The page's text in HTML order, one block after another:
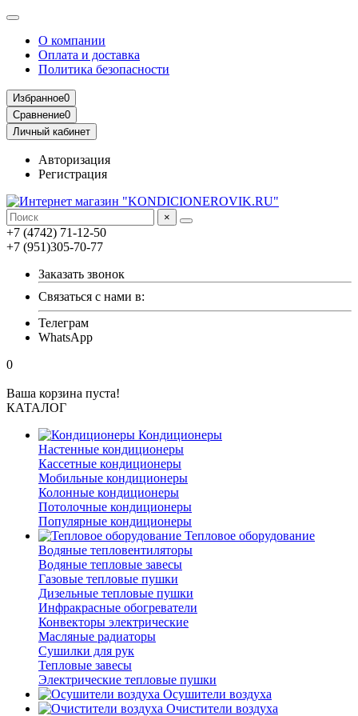
О компании
Оплата и доставка
Политика безопасности
Избранное0
Сравнение0
Личный кабинет
Авторизация
Регистрация
×
+7 (4742) 71-12-50
+7 (951)305-70-77
Заказать звонок
Связаться с нами в:
Телеграм
WhatsApp
0
Ваша корзина пуста!
КАТАЛОГ
Кондиционеры
Настенные кондиционеры
Кассетные кондиционеры
Мобильные кондиционеры
Колонные кондиционеры
Потолочные кондиционеры
Популярные кондиционеры
Тепловое оборудование
Водяные тепловентиляторы
Водяные тепловые завесы
Газовые тепловые пушки
Дизельные тепловые пушки
Инфракрасные обогреватели
Конвекторы электрические
Масляные радиаторы
Сушилки для рук
Тепловые завесы
Электрические тепловые пушки
Осушители воздуха
Очистители воздуха